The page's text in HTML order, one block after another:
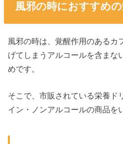
風邪の時におすすめ
風邪の時は、覚醒作用のあるカ
げてしまうアルコールを含まな
めです。
そこで、市販されている栄養ド
イン・ノンアルコールの商品を